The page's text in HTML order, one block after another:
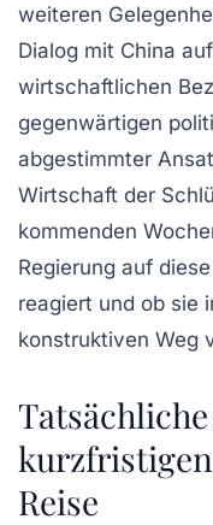
weiteren
Dialog mit China
wirtschaftlichen
gegenwärtigen
abgestimmter
Wirtschaft der
kommenden
Regierung auf
reagiert und ob sie
konstruktiven Weg
Reise